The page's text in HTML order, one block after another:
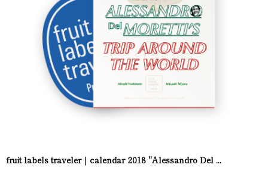
fruit labels traveler｜calendar 2018 "Alessandro Del ...